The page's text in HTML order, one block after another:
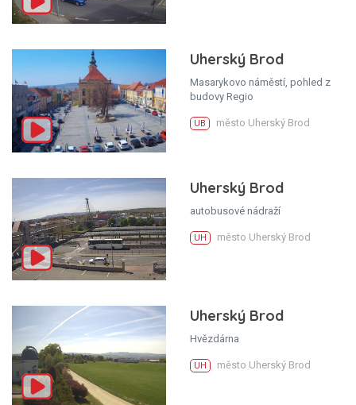
Uherský Brod
Masarykovo náměstí, pohled z
budovy Regio
UB město Uherský Brod
Uherský Brod
autobusové nádraží
UH město Uherský Brod
Uherský Brod
Hvězdárna
UH město Uherský Brod